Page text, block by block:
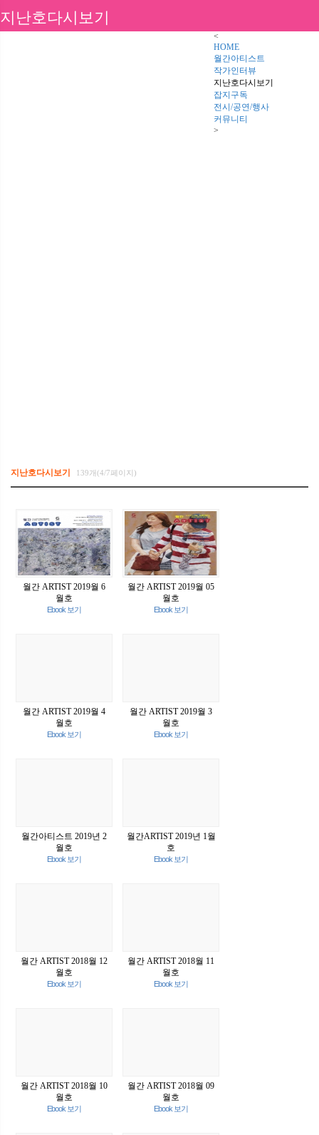
지난호다시보기
<
HOME
월간아티스트
작가인터뷰
지난호다시보기
잡지구독
전시/공연/행사
커뮤니티
>
지난호다시보기 139개(4/7페이지)
월간 ARTIST 2019월 6
월호
Ebook 보기
월간 ARTIST 2019월 05
월호
Ebook 보기
월간 ARTIST 2019월 4
월호
Ebook 보기
월간 ARTIST 2019월 3
월호
Ebook 보기
월간아티스트 2019년 2
월호
Ebook 보기
월간ARTIST 2019년 1월
호
Ebook 보기
월간 ARTIST 2018월 12
월호
Ebook 보기
월간 ARTIST 2018월 11
월호
Ebook 보기
월간 ARTIST 2018월 10
월호
Ebook 보기
월간 ARTIST 2018월 09
월호
Ebook 보기